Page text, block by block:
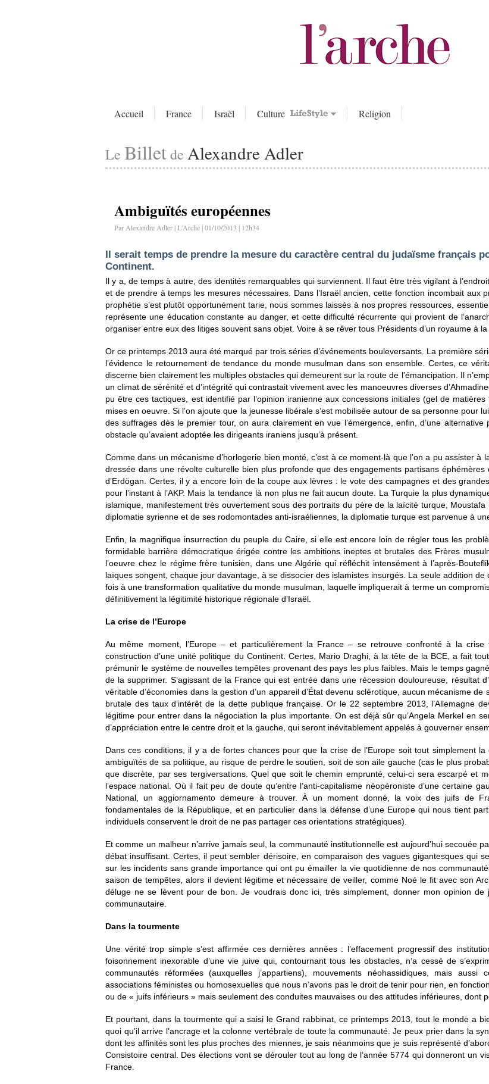
Accueil France Israël Culture Religion
Le Billetde Alexandre Adler
Ambiguïtés européennes
Par Alexandre Adler | L'Arche | 01/10/2013 | 12h34
Il serait temps de prendre la mesure du caractère central du judaïsme français
Continent.
Il y a, de temps à autre, des identités remarquables qui surviennent. Il faut être très vigilant à
et de prendre à temps les mesures nécessaires. Dans l’Israël ancien, cette fonction incombait aux
prophétie s’est plutôt opportunément tarie, nous sommes laissés à nos propres ressources,
représente une éducation constante au danger, et cette difficulté récurrente qui provient de
organiser entre eux des litiges souvent sans objet. Voire à se rêver tous Présidents d’un royaume à
Or ce printemps 2013 aura été marqué par trois séries d’événements bouleversants. La première
l’évidence le retournement de tendance du monde musulman dans son ensemble. Certes, ce
discerne bien clairement les multiples obstacles qui demeurent sur la route de l’émancipation. Il
un climat de sérénité et d’intégrité qui contrastait vivement avec les manoeuvres diverses
pu être ces tactiques, est identifié par l’opinion iranienne aux concessions initiales (gel de
mises en oeuvre. Si l’on ajoute que la jeunesse libérale s’est mobilisée autour de sa personne pour
des suffrages dès le premier tour, on aura clairement en vue l’émergence, enfin, d’une
obstacle qu’avaient adoptée les dirigeants iraniens jusqu’à présent.
Comme dans un mécanisme d’horlogerie bien monté, c’est à ce moment-là que l’on a pu assister à
dressée dans une révolte culturelle bien plus profonde que des engagements partisans
d’Erdögan. Certes, il y a encore loin de la coupe aux lèvres : le vote des campagnes et des
pour l’instant à l’AKP. Mais la tendance là non plus ne fait aucun doute. La Turquie la plus
islamique, manifestement très ouvertement sous des portraits du père de la laïcité turque,
diplomatie syrienne et de ses rodomontades anti-israéliennes, la diplomatie turque est parvenue à
Enfin, la magnifique insurrection du peuple du Caire, si elle est encore loin de régler tous les
formidable barrière démocratique érigée contre les ambitions ineptes et brutales des Frères
l’oeuvre chez le régime frère tunisien, dans une Algérie qui réfléchit intensément à l’après-
laïques songent, chaque jour davantage, à se dissocier des islamistes insurgés. La seule addition
fois à une transformation qualitative du monde musulman, laquelle impliquerait à terme un
définitivement la légitimité historique régionale d’Israël.
La crise de l’Europe
Au même moment, l’Europe – et particulièrement la France – se retrouve confronté à la
construction d’une unité politique du Continent. Certes, Mario Draghi, à la tête de la BCE, a fait
prémunir le système de nouvelles tempêtes provenant des pays les plus faibles. Mais le temps
de la supprimer. S’agissant de la France qui est entrée dans une récession douloureuse, résultat
véritable d’économies dans la gestion d’un appareil d’État devenu sclérotique, aucun mécanisme
brutale des taux d’intérêt de la dette publique française. Or le 22 septembre 2013, l’Allemagne
légitime pour entrer dans la négociation la plus importante. On est déjà sûr qu’Angela Merkel en
d’appréciation entre le centre droit et la gauche, qui seront inévitablement appelés à gouverner
Dans ces conditions, il y a de fortes chances pour que la crise de l’Europe soit tout simplement
ambiguïtés de sa politique, au risque de perdre le soutien, soit de son aile gauche (cas le plus
que discrète, par ses tergiversations. Quel que soit le chemin emprunté, celui-ci sera escarpé et
l’espace national. Où il fait peu de doute qu’entre l’anti-capitalisme néopéroniste d’une certaine
National, un aggiornamento demeure à trouver. À un moment donné, la voix des juifs de
fondamentales de la République, et en particulier dans la défense d’une Europe qui nous tient
individuels conservent le droit de ne pas partager ces orientations stratégiques).
Et comme un malheur n’arrive jamais seul, la communauté institutionnelle est aujourd’hui secouée
débat insuffisant. Certes, il peut sembler dérisoire, en comparaison des vagues gigantesques qui
sur les incidents sans grande importance qui ont pu émailler la vie quotidienne de nos
saison de tempêtes, alors il devient légitime et nécessaire de veiller, comme Noé le fit avec son
déluge ne se lèvent pour de bon. Je voudrais donc ici, très simplement, donner mon opinion
communautaire.
Dans la tourmente
Une vérité trop simple s’est affirmée ces dernières années : l’effacement progressif des
foisonnement inexorable d’une vie juive qui, contournant tous les obstacles, n’a cessé de
communautés réformées (auxquelles j’appartiens), mouvements néohassidiques, mais
associations féministes ou homosexuelles que nous n’avons pas le droit de tenir pour rien, en
ou de « juifs inférieurs » mais seulement des conduites mauvaises ou des attitudes inférieures, dont
Et pourtant, dans la tourmente qui a saisi le Grand rabbinat, ce printemps 2013, tout le monde a
quoi qu’il arrive l’ancrage et la colonne vertébrale de toute la communauté. Je peux prier dans la
dont les affinités sont les plus proches des miennes, je sais néanmoins que je suis représenté
Consistoire central. Des élections vont se dérouler tout au long de l’année 5774 qui donneront un
France.